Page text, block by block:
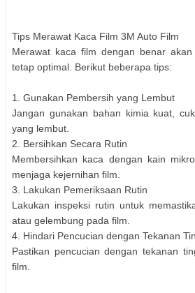
Tips Merawat Kaca Film 3M Auto Film
Merawat kaca film dengan benar akan
tetap optimal. Berikut beberapa tips:
1. Gunakan Pembersih yang Lembut
Jangan gunakan bahan kimia kuat,
yang lembut.
2. Bersihkan Secara Rutin
Membersihkan kaca dengan kain
menjaga kejernihan film.
3. Lakukan Pemeriksaan Rutin
Lakukan inspeksi rutin untuk
atau gelembung pada film.
4. Hindari Pencucian dengan Tekanan
Pastikan pencucian dengan tekanan
film.